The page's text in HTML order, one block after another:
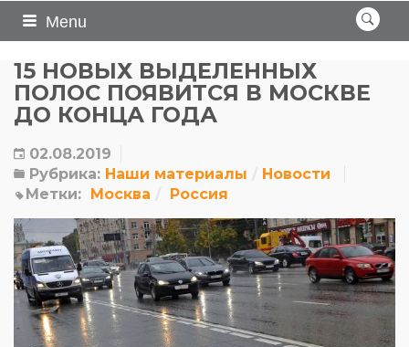
Menu
15 НОВЫХ ВЫДЕЛЕННЫХ
ПОЛОС ПОЯВИТСЯ В МОСКВЕ
ДО КОНЦА ГОДА
02.08.2019
Рубрика: Наши материалы
Новости
Метки: Москва Россия